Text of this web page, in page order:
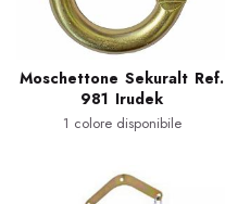
Moschettone Sekuralt Ref.
981 Irudek
1 colore disponibile